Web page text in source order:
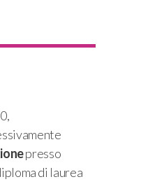
presso
di laurea